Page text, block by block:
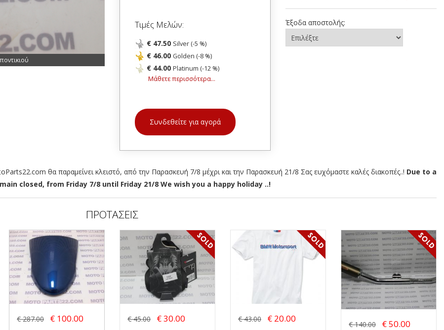
Τιμές Μελών:
€ 47.50 Silver (-5 %)
€ 46.00 Golden (-8 %)
€ 44.00 Platinum (-12 %)
Μάθετε περισσότερα...
Συνδεθείτε για αγορά
Έξοδα αποστολής:
θα παραμείνει κλειστό, από την Παρασκευή 7/8 μέχρι και την Παρασκευή 21/8 Σας ευχόμαστε καλές διακοπές..! Due to a
closed, from Friday 7/8 until Friday 21/8 We wish you a happy holiday ..!
ΠΡΟΤΑΣΕΙΣ
€ 287.00 € 100.00 € 45.00 € 30.00 € 43.00 € 20.00
€ 140.00 € 50.00